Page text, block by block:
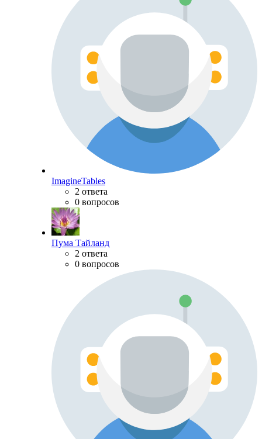
ImagineTables
2 ответа
0 вопросов
Пума Тайланд
2 ответа
0 вопросов